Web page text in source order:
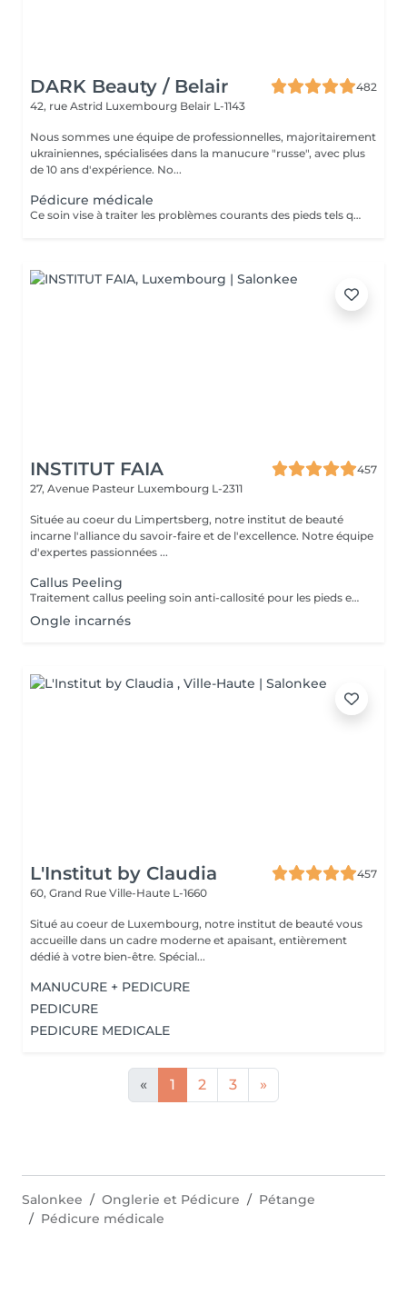
DARK Beauty / Belair
482
42, rue Astrid Luxembourg Belair L-1143
Nous sommes une équipe de professionnelles, majoritairement
ukrainiennes, spécialisées dans la manucure "russe", avec plus
de 10 ans d'expérience. No...
Pédicure médicale
Ce soin vise à traiter les problèmes courants des pieds tels que les crevasses, durillons, cors, correction des ongles incarnés.. Pris en charge avec précision par notre spécialiste. Contenu du service : -Évaluation initiale de l'état des pieds -Nettoyage hygiénique et assouplissement de la peau -Élimination des zones dures ou épaissies -Soin des ongles et mise en forme minutieuse -Traitement ciblé des zones à problème -Application d'une crème thérapeutique pour les pieds
INSTITUT FAIA
457
27, Avenue Pasteur Luxembourg L-2311
Située au coeur du Limpertsberg, notre institut de beauté
incarne l'alliance du savoir-faire et de l'excellence. Notre équipe
d'expertes passionnées ...
Callus Peeling
Traitement callus peeling soin anti-callosité pour les pieds en seulement 15 minutes CALLUSPEELING permet d'éliminer facilement, sans lames ni cutters, les callosités et les fissures, donnant aux pieds une incroyable douceur et une sensation infinie de légèreté.
Ongle incarnés
L'Institut by Claudia
457
60, Grand Rue Ville-Haute L-1660
Situé au coeur de Luxembourg, notre institut de beauté vous
accueille dans un cadre moderne et apaisant, entièrement
dédié à votre bien-être. Spécial...
MANUCURE + PEDICURE
PEDICURE
PEDICURE MEDICALE
« 1 2 3 »
Salonkee Onglerie et Pédicure
Pétange
Pédicure médicale